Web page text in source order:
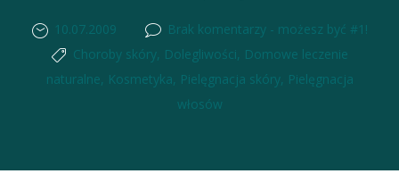
10.07.2009
Brak komentarzy - możesz być #1!
Choroby skóry, Dolegliwości, Domowe leczenie
naturalne, Kosmetyka, Pielęgnacja skóry, Pielęgnacja
włosów